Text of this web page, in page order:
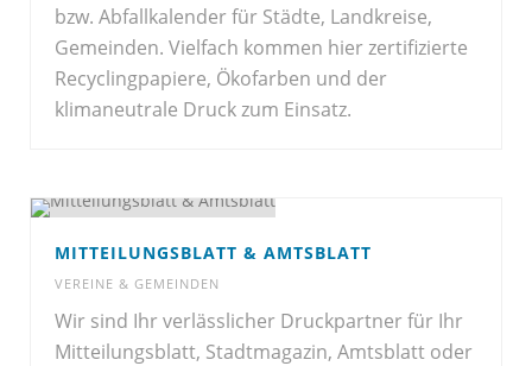
bzw. Abfallkalender für Städte, Landkreise,
Gemeinden. Vielfach kommen hier zertifizierte
Recyclingpapiere, Ökofarben und der
klimaneutrale Druck zum Einsatz.
MITTEILUNGSBLATT & AMTSBLATT
VEREINE & GEMEINDEN
Wir sind Ihr verlässlicher Druckpartner für Ihr
Mitteilungsblatt, Stadtmagazin, Amtsblatt oder